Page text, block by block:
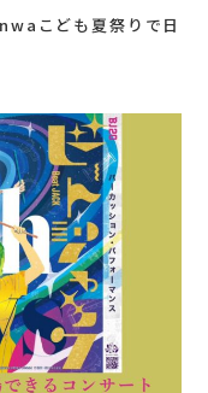
こども夏祭りで日